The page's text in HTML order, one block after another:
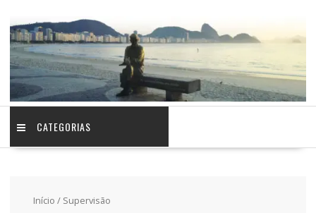
CATEGORIAS
Início / Supervisão